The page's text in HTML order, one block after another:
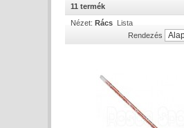
11 termék
Nézet: Rács Lista
Rendezés